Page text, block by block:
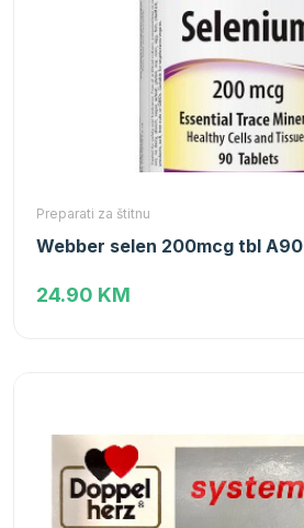
Preparati za štitnu
Webber selen 200mcg tbl A90
24.90 KM